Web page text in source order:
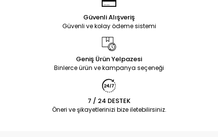
Güvenli Alışveriş
Güvenli ve kolay ödeme sistemi
Geniş Ürün Yelpazesi
Binlerce ürün ve kampanya seçeneği
7 / 24 DESTEK
Öneri ve şikayetlerinizi bize iletebilirsiniz.